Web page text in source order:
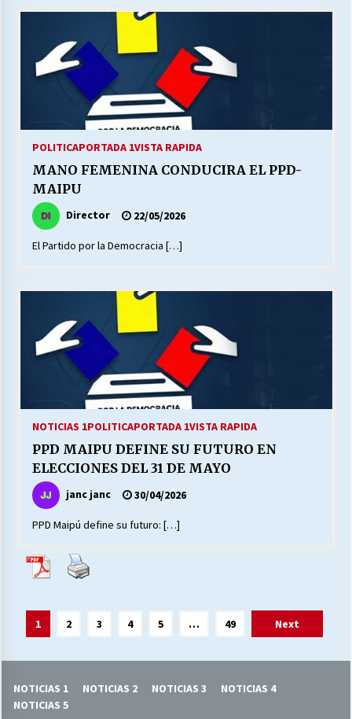
POLITICAPORTADA 1VISTA RAPIDA
MANO FEMENINA CONDUCIRA EL PPD-
MAIPU
Director 22/05/2026
El Partido por la Democracia […]
NOTICIAS 1POLITICAPORTADA 1VISTA RAPIDA
PPD MAIPU DEFINE SU FUTURO EN
ELECCIONES DEL 31 DE MAYO
janc janc 30/04/2026
PPD Maipú define su futuro: […]
Paginación
1 2 3 4 5 … 49 Next
NOTICIAS 1 NOTICIAS 2 NOTICIAS 3
NOTICIAS 4
NOTICIAS 5